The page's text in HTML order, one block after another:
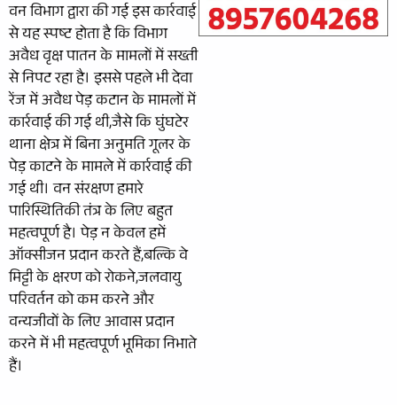
वन विभाग द्वारा की गई इस कार्रवाई
से यह स्पष्ट होता है कि विभाग
अवैध वृक्ष पातन के मामलों में सख्ती
से निपट रहा है। इससे पहले भी देवा
रेंज में अवैध पेड़ कटान के मामलों में
कार्रवाई की गई थी,जैसे कि घुंघटेर
थाना क्षेत्र में बिना अनुमति गूलर के
पेड़ काटने के मामले में कार्रवाई की
गई थी। वन संरक्षण हमारे
पारिस्थितिकी तंत्र के लिए बहुत
महत्वपूर्ण है। पेड़ न केवल हमें
ऑक्सीजन प्रदान करते हैं,बल्कि वे
मिट्टी के क्षरण को रोकने,जलवायु
परिवर्तन को कम करने और
वन्यजीवों के लिए आवास प्रदान
करने में भी महत्वपूर्ण भूमिका निभाते
हैं।